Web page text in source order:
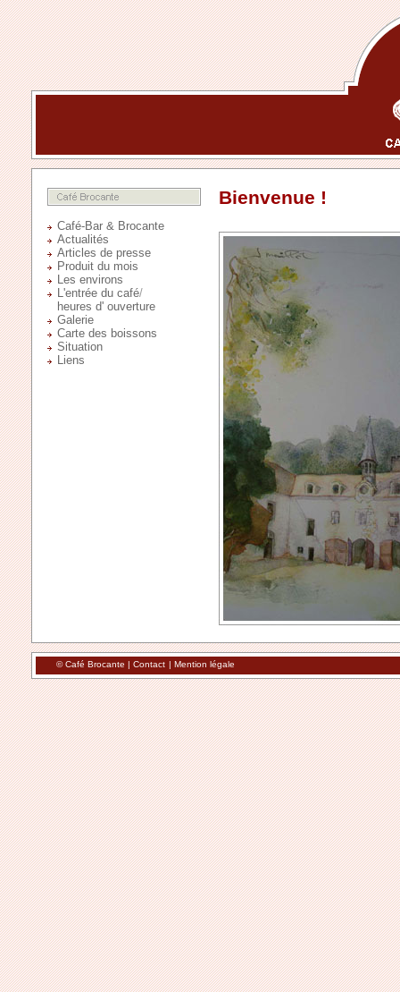
Café-Bar & Brocante
Actualités
Articles de presse
Produit du mois
Les environs
L'entrée du café/
heures d' ouverture
Galerie
Carte des boissons
Situation
Liens
Bienvenue !
© Café Brocante | Contact | Mention légale